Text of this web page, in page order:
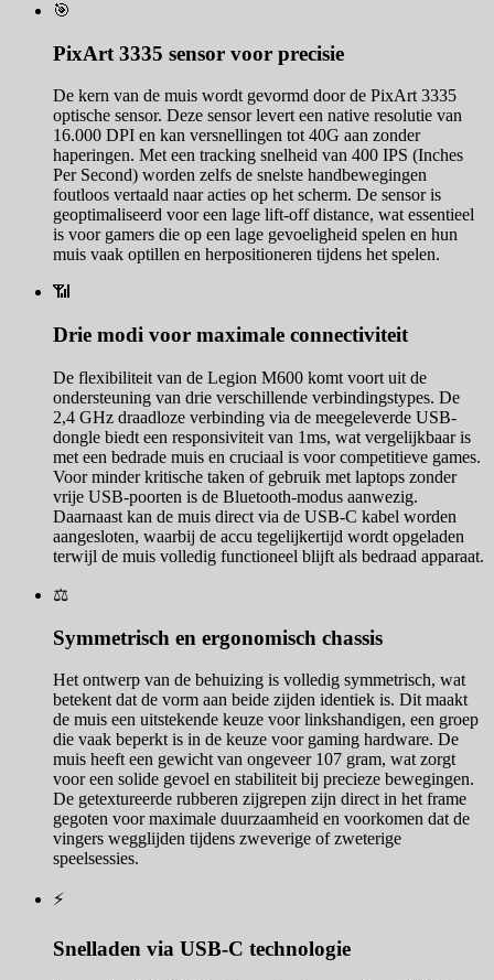
🎯
PixArt 3335 sensor voor precisie
De kern van de muis wordt gevormd door de PixArt 3335
optische sensor. Deze sensor levert een native resolutie van
16.000 DPI en kan versnellingen tot 40G aan zonder
haperingen. Met een tracking snelheid van 400 IPS (Inches
Per Second) worden zelfs de snelste handbewegingen
foutloos vertaald naar acties op het scherm. De sensor is
geoptimaliseerd voor een lage lift-off distance, wat essentieel
is voor gamers die op een lage gevoeligheid spelen en hun
muis vaak optillen en herpositioneren tijdens het spelen.
📶
Drie modi voor maximale connectiviteit
De flexibiliteit van de Legion M600 komt voort uit de
ondersteuning van drie verschillende verbindingstypes. De
2,4 GHz draadloze verbinding via de meegeleverde USB-
dongle biedt een responsiviteit van 1ms, wat vergelijkbaar is
met een bedrade muis en cruciaal is voor competitieve games.
Voor minder kritische taken of gebruik met laptops zonder
vrije USB-poorten is de Bluetooth-modus aanwezig.
Daarnaast kan de muis direct via de USB-C kabel worden
aangesloten, waarbij de accu tegelijkertijd wordt opgeladen
terwijl de muis volledig functioneel blijft als bedraad apparaat.
⚖️
Symmetrisch en ergonomisch chassis
Het ontwerp van de behuizing is volledig symmetrisch, wat
betekent dat de vorm aan beide zijden identiek is. Dit maakt
de muis een uitstekende keuze voor linkshandigen, een groep
die vaak beperkt is in de keuze voor gaming hardware. De
muis heeft een gewicht van ongeveer 107 gram, wat zorgt
voor een solide gevoel en stabiliteit bij precieze bewegingen.
De getextureerde rubberen zijgrepen zijn direct in het frame
gegoten voor maximale duurzaamheid en voorkomen dat de
vingers wegglijden tijdens zweverige of zweterige
speelsessies.
⚡
Snelladen via USB-C technologie